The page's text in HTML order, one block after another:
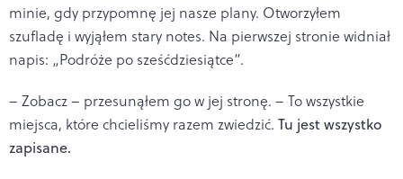
minie, gdy przypomnę jej nasze plany. Otworzyłem
szufladę i wyjąłem stary notes. Na pierwszej stronie widniał
napis: „Podróże po sześćdziesiątce”.
– Zobacz – przesunąłem go w jej stronę. – To wszystkie
miejsca, które chcieliśmy razem zwiedzić. Tu jest wszystko
zapisane.